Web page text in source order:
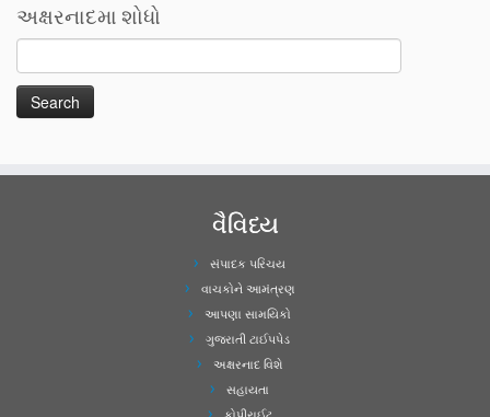
અક્ષરનાદમા શોધો
વૈવિધ્ય
સંપાદક પરિચય
વાચકોને આમંત્રણ
આપણા સામયિકો
ગુજરાતી ટાઈપપેડ
અક્ષરનાદ વિશે
સહાયતા